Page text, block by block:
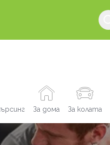
За дома За колата